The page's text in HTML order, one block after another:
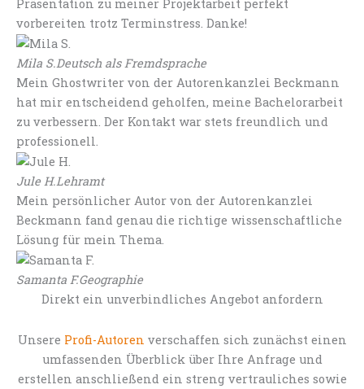
Präsentation zu meiner Projektarbeit perfekt
vorbereiten trotz Terminstress. Danke!
Mila S.Deutsch als Fremdsprache
Mein Ghostwriter von der Autorenkanzlei Beckmann
hat mir entscheidend geholfen, meine Bachelorarbeit
zu verbessern. Der Kontakt war stets freundlich und
professionell.
Jule H.Lehramt
Mein persönlicher Autor von der Autorenkanzlei
Beckmann fand genau die richtige wissenschaftliche
Lösung für mein Thema.
Samanta F.Geographie
Direkt ein unverbindliches Angebot anfordern
Unsere Profi-Autoren verschaffen sich zunächst einen
umfassenden Überblick über Ihre Anfrage und
erstellen anschließend ein streng vertrauliches sowie